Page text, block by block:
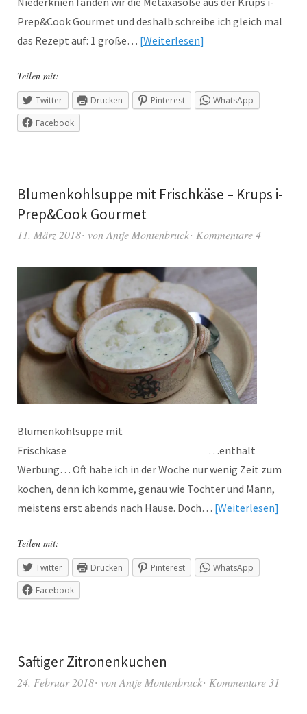
Prep&Cook Gourmet und deshalb schreibe ich gleich mal
das Rezept auf: 1 große… Weiterlesen
Teilen mit:
Twitter Drucken Pinterest
WhatsApp
Facebook
Blumenkohlsuppe mit Frischkäse – Krups i-
Prep&Cook Gourmet
11. März 2018 vonAntje Montenbruck Kommentare 4
Blumenkohlsuppe mit
Frischkäse …enthält
Werbung… Oft habe ich in der Woche nur wenig Zeit zum
kochen, denn ich komme, genau wie Tochter und Mann,
meistens erst abends nach Hause. Doch… Weiterlesen
Teilen mit:
Twitter Drucken Pinterest
WhatsApp
Facebook
Saftiger Zitronenkuchen
24. Februar 2018 vonAntje Montenbruck Kommentare 31